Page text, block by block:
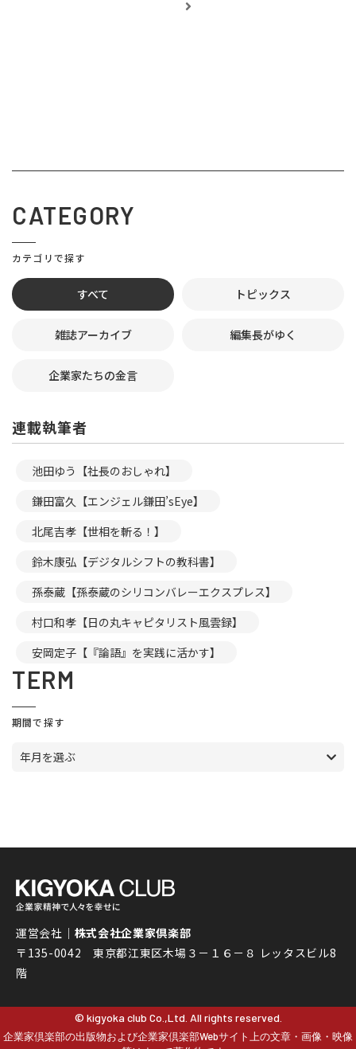
CATEGORY
カテゴリで探す
すべて トピックス
雑誌アーカイブ 編集長がゆく
企業家たちの金言
連載執筆者
池田ゆう【社長のおしゃれ】
鎌田富久【エンジェル鎌田’sEye】
北尾吉孝【世相を斬る！】
鈴木康弘【デジタルシフトの教科書】
孫泰蔵【孫泰蔵のシリコンバレーエクスプレス】
村口和孝【日の丸キャピタリスト風雲録】
安岡定子【『論語』を実践に活かす】
TERM
期間で探す
年月を選ぶ
運営会社｜ 株式会社企業家倶楽部
〒135-0042 東京都江東区木場３－１６－８ レッタスビル8
階
© kigyoka club Co.,Ltd. All rights reserved.
企業家倶楽部の出版物および企業家倶楽部Webサイト上の文章・画像・映像